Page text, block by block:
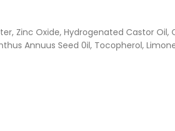
Zinc Oxide, Hydrogenated Castor
Annuus Seed 0il, Tocopherol,